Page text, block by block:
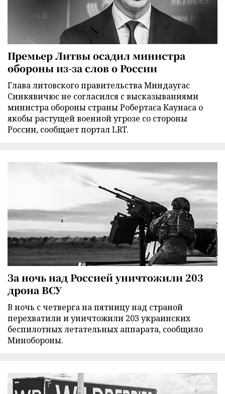
Премьер Литвы осадил министра
обороны из-за слов о России
Глава литовского правительства Миндаугас
Синкявичюс не согласился с высказываниями
министра обороны страны Робертаса Каунаса о
якобы растущей военной угрозе со стороны
России, сообщает портал LRT.
За ночь над Россией уничтожили 203
дрона ВСУ
В ночь с четверга на пятницу над страной
перехватили и уничтожили 203 украинских
беспилотных летательных аппарата, сообщило
Минобороны.